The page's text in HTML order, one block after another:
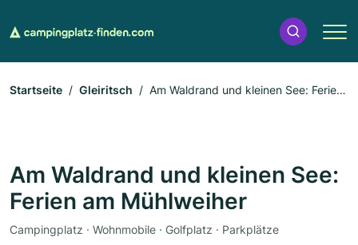
Startseite Gleiritsch
Am Waldrand und kleinen See: Ferien
Am Waldrand und kleinen See:
Ferien am Mühlweiher
Campingplatz · Wohnmobile · Golfplatz · Parkplätze